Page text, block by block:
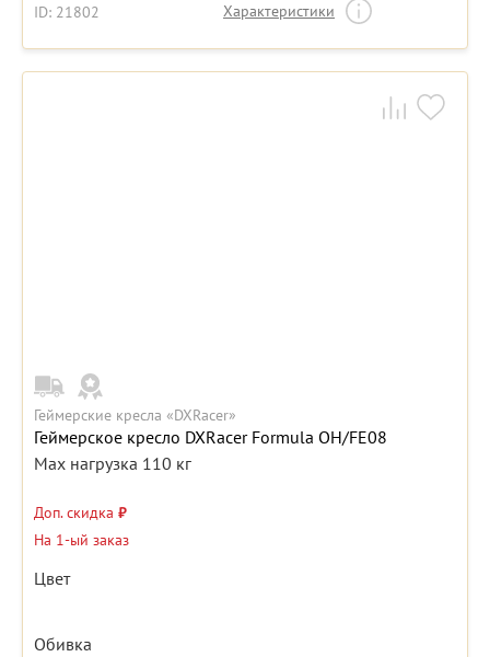
ID: 21802 Характеристики
Геймерские кресла «DXRacer»
Геймерское кресло DXRacer Formula OH/FE08
Max нагрузка 110 кг
Доп. скидка ₽
На 1-ый заказ
Цвет
Обивка